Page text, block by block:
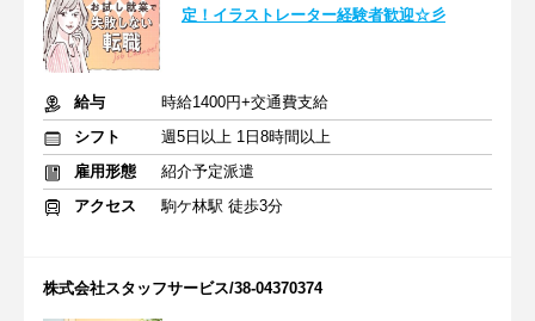
定！イラストレーター経験者歓迎☆彡
給与
時給1400円+交通費支給
シフト
週5日以上 1日8時間以上
雇用形態
紹介予定派遣
アクセス
駒ケ林駅 徒歩3分
株式会社スタッフサービス/38-04370374